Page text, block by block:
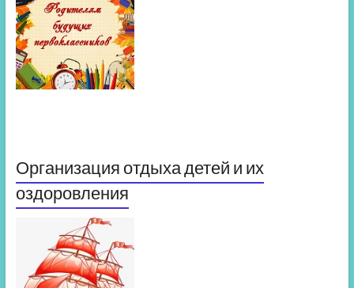
Организация отдыха детей и их
оздоровления